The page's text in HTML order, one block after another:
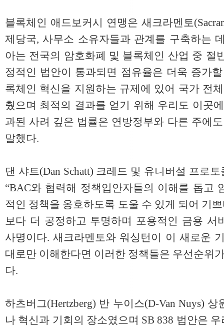
블록체인 애드보커시 연맹은 새크라멘토
제당국, 사무소 소유자들과 관계를 구축하는
아는 전국의 암호화폐 및 블록체인 산업 중 절
정적인 법안이 통과되면 점유율은 더욱 증가
록체인 혁신을 지원하는 규제에 있어 국가 전
췄으며 최적의 결과를 얻기 위해 우리도 이곳
과된 사려 깊은 법률은 연방정부와 다른 주에
말했다.
댄 샤트(Dan Schatt) 크레드 및 유니버설 프로
“BAC와 협력해 정책입안자들의 이해를 돕고
적인 정책을 옹호하도록 도울 수 있게 되어 기
보다 더 공정하고 투명하며 포용적인 금용 서
사명이다. 새크라멘토와 워싱턴이 이 새로운
대로만 이해한다면 이러한 정책들은 우선순위
다.
하츠버그(Hertzberg) 반 누이스(D-Van Nuys)
나 혁신과 기회의 장소였으며 SB 838 법안은